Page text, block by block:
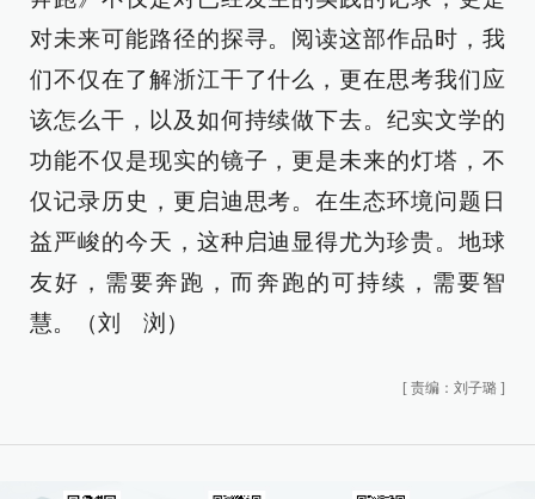
对未来可能路径的探寻。阅读这部作品时，我
们不仅在了解浙江干了什么，更在思考我们应
该怎么干，以及如何持续做下去。纪实文学的
功能不仅是现实的镜子，更是未来的灯塔，不
仅记录历史，更启迪思考。在生态环境问题日
益严峻的今天，这种启迪显得尤为珍贵。地球
友好，需要奔跑，而奔跑的可持续，需要智
慧。（刘 浏）
[ 责编：刘子璐 ]